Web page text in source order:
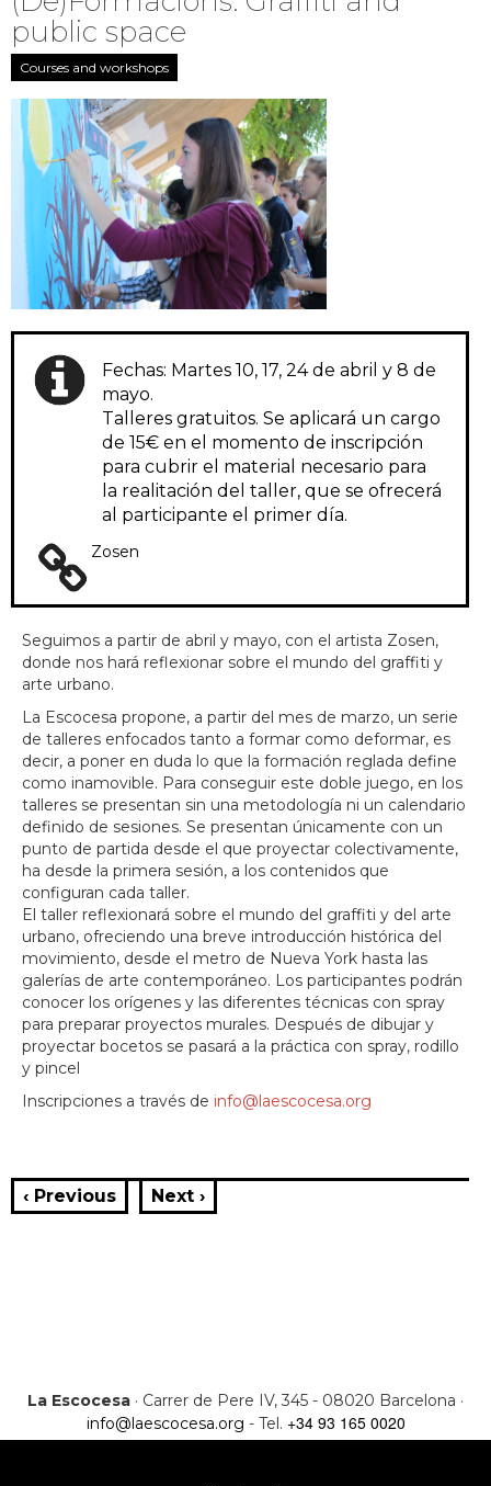
public space
Courses and workshops
Fechas: Martes 10, 17, 24 de abril y 8 de
mayo.
Talleres gratuitos. Se aplicará un cargo
de 15€ en el momento de inscripción
para cubrir el material necesario para
la realitación del taller, que se ofrecerá
al participante el primer día.
Zosen
Seguimos a partir de abril y mayo, con el artista Zosen,
donde nos hará reflexionar sobre el mundo del graffiti y
arte urbano.
La Escocesa propone, a partir del mes de marzo, un serie
de talleres enfocados tanto a formar como deformar, es
decir, a poner en duda lo que la formación reglada define
como inamovible. Para conseguir este doble juego, en los
talleres se presentan sin una metodología ni un calendario
definido de sesiones. Se presentan únicamente con un
punto de partida desde el que proyectar colectivamente,
ha desde la primera sesión, a los contenidos que
configuran cada taller.
El taller reflexionará sobre el mundo del graffiti y del arte
urbano, ofreciendo una breve introducción histórica del
movimiento, desde el metro de Nueva York hasta las
galerías de arte contemporáneo. Los participantes podrán
conocer los orígenes y las diferentes técnicas con spray
para preparar proyectos murales. Después de dibujar y
proyectar bocetos se pasará a la práctica con spray, rodillo
y pincel
Inscripciones a través de info@laescocesa.org
‹ Previous Next ›
La Escocesa · Carrer de Pere IV, 345 - 08020 Barcelona ·
info@laescocesa.org - Tel. +34 93 165 0020